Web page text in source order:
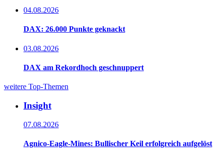
04.08.2026
DAX: 26.000 Punkte geknackt
03.08.2026
DAX am Rekordhoch geschnuppert
weitere Top-Themen
Insight
07.08.2026
Agnico-Eagle-Mines: Bullischer Keil erfolgreich aufgelöst